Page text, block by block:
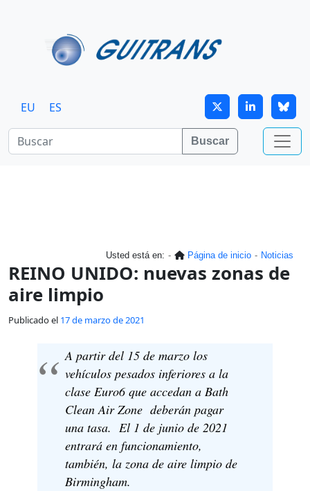
EU ES
Buscar
Usted está en: Página de inicio Noticias
REINO UNIDO: nuevas zonas de
aire limpio
Publicado el 17 de marzo de 2021
A partir del 15 de marzo los
vehículos pesados inferiores a la
clase Euro6 que accedan a Bath
Clean Air Zone deberán pagar
una tasa. El 1 de junio de 2021
entrará en funcionamiento,
también, la zona de aire limpio de
Birmingham.